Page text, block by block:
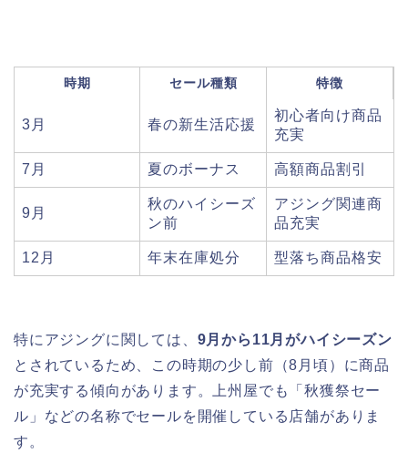
時期 セール種類 特徴
3月 春の新生活応援
初心者向け商品
充実
7月 夏のボーナス 高額商品割引
9月
秋のハイシーズ
ン前
アジング関連商
品充実
12月 年末在庫処分 型落ち商品格安
特にアジングに関しては、 9月から11月がハイシーズン
とされているため、この時期の少し前（8月頃）に商品
が充実する傾向があります。上州屋でも「秋獲祭セー
ル」などの名称でセールを開催している店舗がありま
す。